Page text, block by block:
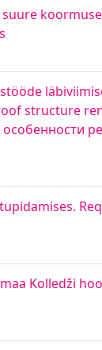
structure
Kolledži